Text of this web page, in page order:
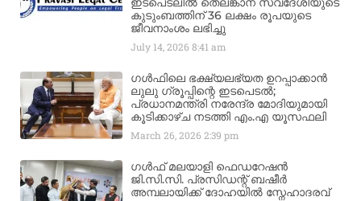
കുടുംബത്തിന് 36 ലക്ഷം രൂപയുടെ
ജീവനാംശം ലഭിച്ചു
July 14, 20268:41 am
ഗൾഫിലെ ഭക്ഷ്യലഭ്യത ഉറപ്പാക്കാൻ
ലുലു ഗ്രൂപ്പിന്റെ ഇടപെടൽ;
പ്രധാനമന്ത്രി നരേന്ദ്ര മോദിയുമായി
കൂടിക്കാഴ്ച നടത്തി എം.എ യൂസഫലി
March 26, 20262:39 pm
ഗൾഫ് മലയാളി ഫെഡറേഷൻ
ജി.സി.സി. പ്രസിഡന്റ് ബഷീർ
അമ്പലായിക്ക് ദോഹയിൽ സ്നേഹാദരവ്